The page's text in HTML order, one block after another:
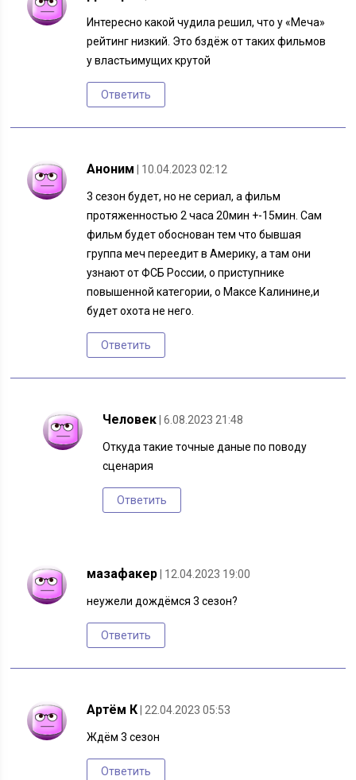
Интересно какой чудила решил, что у «Меча»
рейтинг низкий. Это бздёж от таких фильмов
у властьимущих крутой
Ответить
Аноним | 10.04.2023 02:12
3 сезон будет, но не сериал, а фильм
протяженностью 2 часа 20мин +-15мин. Сам
фильм будет обоснован тем что бывшая
группа меч переедит в Америку, а там они
узнают от ФСБ России, о приступнике
повышенной категории, о Максе Калинине,и
будет охота не него.
Ответить
Человек | 6.08.2023 21:48
Откуда такие точные даные по поводу
сценария
Ответить
мазафакер | 12.04.2023 19:00
неужели дождёмся 3 сезон?
Ответить
Артём К | 22.04.2023 05:53
Ждём 3 сезон
Ответить